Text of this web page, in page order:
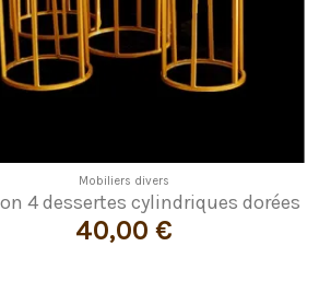
Mobiliers divers
4 dessertes cylindriques dorées
40,00 €